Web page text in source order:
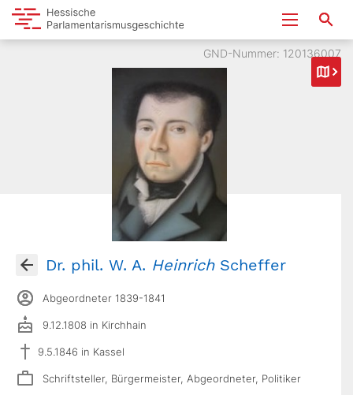
GND-Nummer: 120136007
Dr. phil. W. A. HeinrichScheffer
Abgeordneter 1839-1841
9.12.1808 in Kirchhain
9.5.1846 in Kassel
Schriftsteller, Bürgermeister, Abgeordneter, Politiker